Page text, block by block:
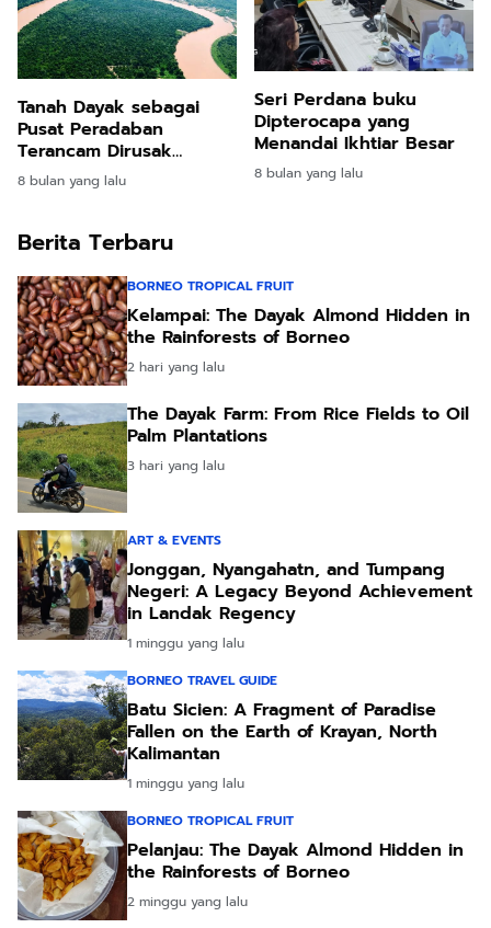
Tanah Dayak sebagai
Pusat Peradaban
Terancam Dirusak
Oligarki
8 bulan yang lalu
Seri Perdana buku
Dipterocapa yang
Menandai Ikhtiar Besar
8 bulan yang lalu
Berita Terbaru
BORNEO TROPICAL FRUIT
Kelampai: The Dayak Almond Hidden in
the Rainforests of Borneo
2 hari yang lalu
The Dayak Farm: From Rice Fields to Oil
Palm Plantations
3 hari yang lalu
ART & EVENTS
Jonggan, Nyangahatn, and Tumpang
Negeri: A Legacy Beyond Achievement
in Landak Regency
1 minggu yang lalu
BORNEO TRAVEL GUIDE
Batu Sicien: A Fragment of Paradise
Fallen on the Earth of Krayan, North
Kalimantan
1 minggu yang lalu
BORNEO TROPICAL FRUIT
Pelanjau: The Dayak Almond Hidden in
the Rainforests of Borneo
2 minggu yang lalu